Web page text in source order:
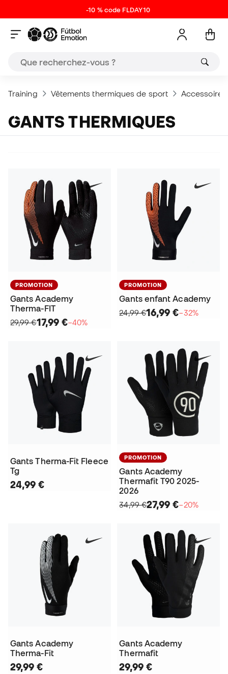
-10 % code FLDAY10
Training Vêtements thermiques de sport
GANTS THERMIQUES
PROMOTION
Gants Academy
Therma-FIT
29,99 €17,99 €−40%
PROMOTION
Gants enfant Academy
24,99 €16,99 €−32%
Gants Therma-Fit Fleece
Tg
24,99 €
PROMOTION
Gants Academy
Thermafit T90 2025-
2026
34,99 €27,99 €−20%
Gants Academy
Therma-Fit
29,99 €
Gants Academy
Thermafit
29,99 €